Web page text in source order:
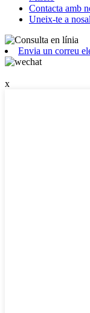
Contacta amb
Uneix-te a
Envia un correu
x